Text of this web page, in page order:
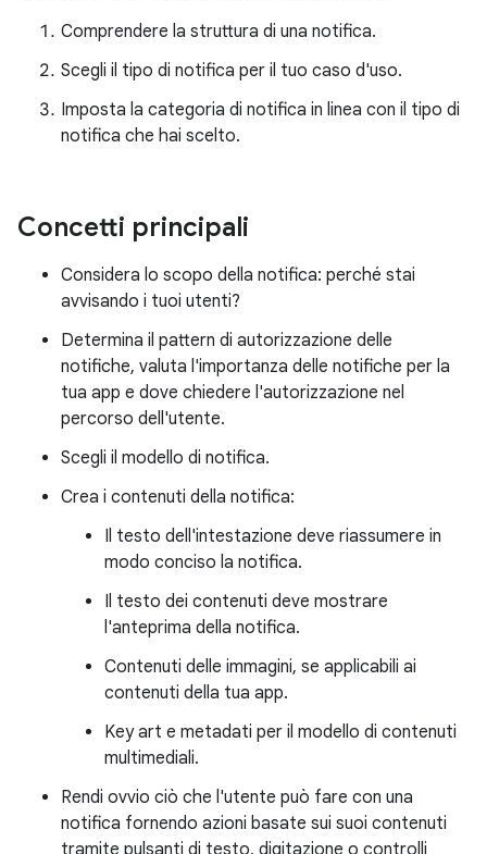
Comprendere la struttura di una notifica.
Scegli il tipo di notifica per il tuo caso d'uso.
Imposta la categoria di notifica in linea con il tipo di
notifica che hai scelto.
Concetti principali
Considera lo scopo della notifica: perché stai
avvisando i tuoi utenti?
Determina il pattern di autorizzazione delle
notifiche, valuta l'importanza delle notifiche per la
tua app e dove chiedere l'autorizzazione nel
percorso dell'utente.
Scegli il modello di notifica.
Crea i contenuti della notifica:
Il testo dell'intestazione deve riassumere in
modo conciso la notifica.
Il testo dei contenuti deve mostrare
l'anteprima della notifica.
Contenuti delle immagini, se applicabili ai
contenuti della tua app.
Key art e metadati per il modello di contenuti
multimediali.
Rendi ovvio ciò che l'utente può fare con una
notifica fornendo azioni basate sui suoi contenuti
tramite pulsanti di testo, digitazione o controlli